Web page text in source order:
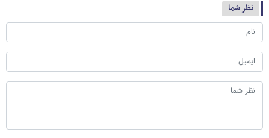
نظر شما